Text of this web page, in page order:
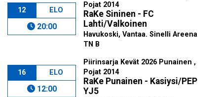
12 ELO
20:00
Pojat 2014
RaKe Sininen - FC
Lahti/Valkoinen
Havukoski, Vantaa. Sinelli Areena
TN B
16 ELO
12:00
Piirinsarja Kevät 2026 Punainen ,
Pojat 2014
RaKe Punainen - Kasiysi/PEP
YJ5